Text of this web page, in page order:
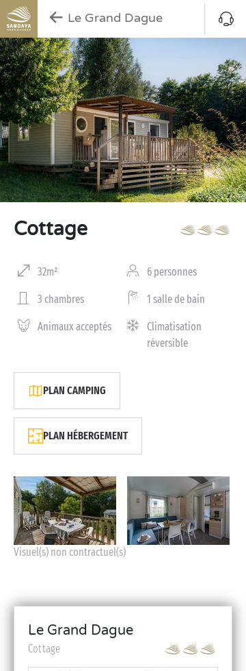
Le Grand Dague
Cottage
32m² 6 personnes
3 chambres 1 salle de bain
Animaux acceptés
Climatisation
réversible
PLAN CAMPING
PLAN HÉBERGEMENT
Visuel(s) non contractuel(s)
Le Grand Dague
Cottage